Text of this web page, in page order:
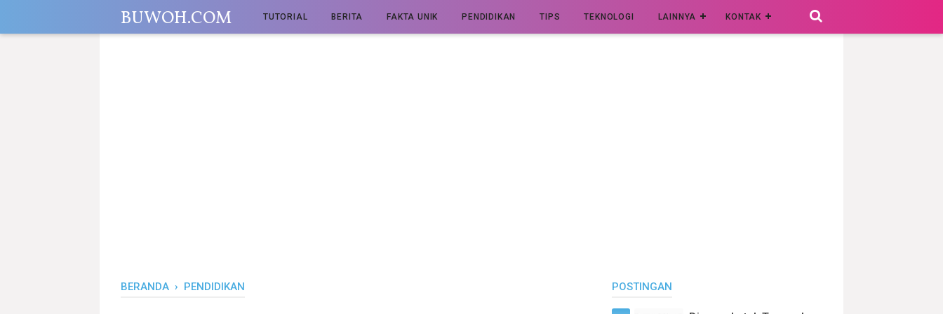
BUWOH.COM TUTORIAL BERITA FAKTA UNIK PENDIDIKAN TIPS TEKNOLOGI LAINNYA KONTAK
BERANDA › PENDIDIKAN POSTINGAN